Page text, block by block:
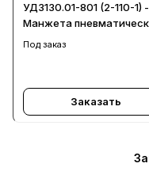
УД3130.01-801 (2-110-1) -
Манжета
Под заказ
Заказать